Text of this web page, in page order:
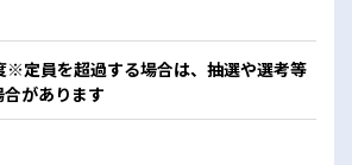
※定員を超過する場合は、抽選や選考等
があります